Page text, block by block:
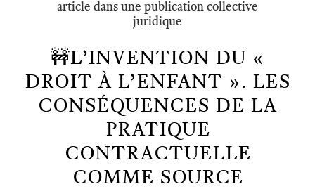
article dans une publication collective
juridique
🚧L’INVENTION DU «
DROIT À L’ENFANT ». LES
CONSÉQUENCES DE LA
PRATIQUE
CONTRACTUELLE
COMME SOURCE